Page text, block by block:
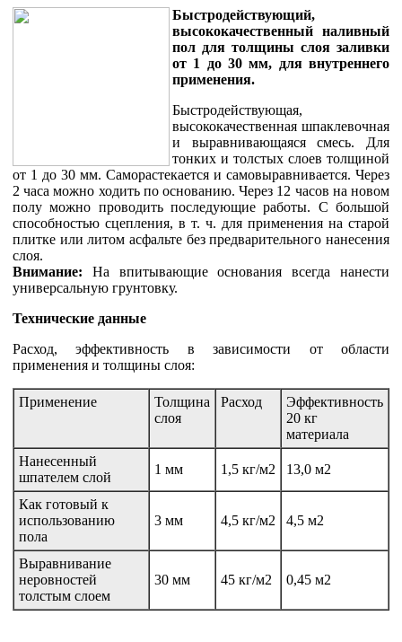
Быстродействующий,
высококачественный наливный
пол для толщины слоя заливки
от 1 до 30 мм, для внутреннего
применения.
Быстродействующая,
высококачественная шпаклевочная
и выравнивающаяся смесь. Для
тонких и толстых слоев толщиной
от 1 до 30 мм. Саморастекается и самовыравнивается. Через
2 часа можно ходить по основанию. Через 12 часов на новом
полу можно проводить последующие работы. С большой
способностью сцепления, в т. ч. для применения на старой
плитке или литом асфальте без предварительного нанесения
слоя.
Внимание: На впитывающие основания всегда нанести
универсальную грунтовку.
Технические данные
Расход, эффективность в зависимости от области
применения и толщины слоя:
Применение
Толщина
слоя
Расход
Эффективность
20 кг
материала
Нанесенный
шпателем слой
1 мм 1,5 кг/м2 13,0 м2
Как готовый к
использованию
пола
3 мм 4,5 кг/м2 4,5 м2
Выравнивание
неровностей
толстым слоем
30 мм 45 кг/м2 0,45 м2